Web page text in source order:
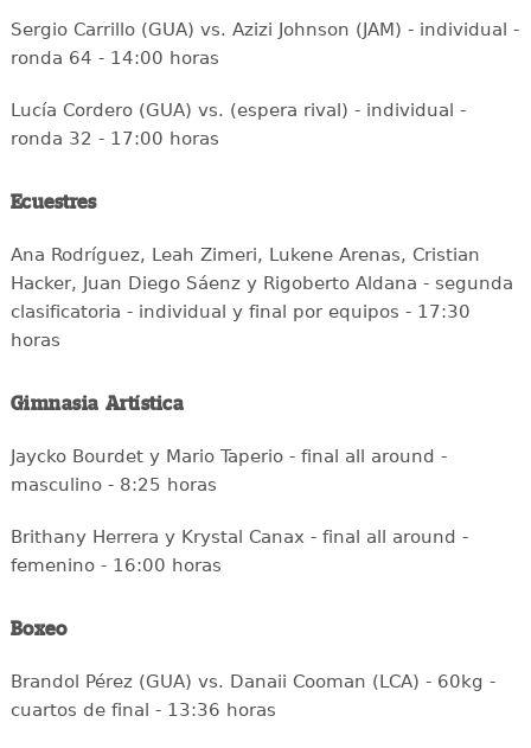
Sergio Carrillo (GUA) vs. Azizi Johnson (JAM) - individual -
ronda 64 - 14:00 horas
Lucía Cordero (GUA) vs. (espera rival) - individual -
ronda 32 - 17:00 horas
Ecuestres
Ana Rodríguez, Leah Zimeri, Lukene Arenas, Cristian
Hacker, Juan Diego Sáenz y Rigoberto Aldana - segunda
clasificatoria - individual y final por equipos - 17:30
horas
Gimnasia Artística
Jaycko Bourdet y Mario Taperio - final all around -
masculino - 8:25 horas
Brithany Herrera y Krystal Canax - final all around -
femenino - 16:00 horas
Boxeo
Brandol Pérez (GUA) vs. Danaii Cooman (LCA) - 60kg -
cuartos de final - 13:36 horas